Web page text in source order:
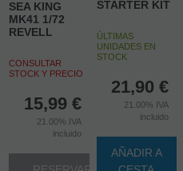
SEA KING
MK41 1/72
REVELL
CONSULTAR
STOCK Y PRECIO
15,99 €
21.00% IVA
incluido
STARTER KIT
ÚLTIMAS
UNIDADES EN
STOCK
21,90 €
21.00% IVA
incluido
AÑADIR A